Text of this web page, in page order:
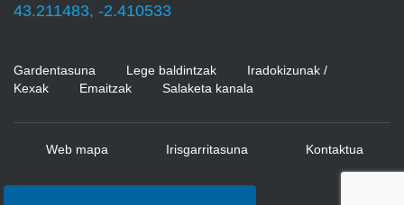
43.211483, -2.410533
Gardentasuna Lege baldintzak
Iradokizunak /
Kexak
Emaitzak Salaketa kanala
Web mapa Irisgarritasuna Kontaktua